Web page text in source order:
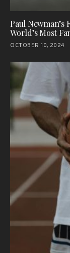
Paul
World’s Most
OCTOBER 10, 2024